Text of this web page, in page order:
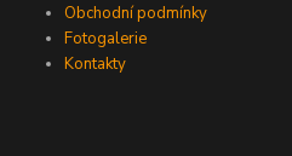
Obchodní podmínky
Fotogalerie
Kontakty